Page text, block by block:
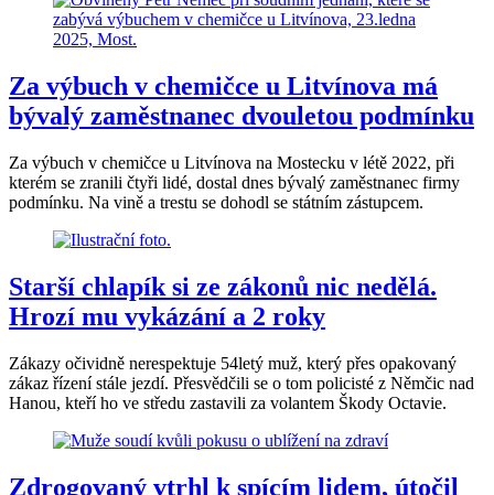
Za výbuch v chemičce u Litvínova má
bývalý zaměstnanec dvouletou podmínku
Za výbuch v chemičce u Litvínova na Mostecku v létě 2022, při
kterém se zranili čtyři lidé, dostal dnes bývalý zaměstnanec firmy
podmínku. Na vině a trestu se dohodl se státním zástupcem.
Starší chlapík si ze zákonů nic nedělá.
Hrozí mu vykázání a 2 roky
Zákazy očividně nerespektuje 54letý muž, který přes opakovaný
zákaz řízení stále jezdí. Přesvědčili se o tom policisté z Němčic nad
Hanou, kteří ho ve středu zastavili za volantem Škody Octavie.
Zdrogovaný vtrhl k spícím lidem, útočil